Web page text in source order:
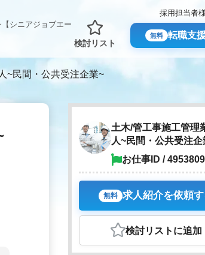
シニアジョブエー
検討リスト
採用担当者
無料 転職支
~民間・公共受注企業~
土木/管工事施工管理
人~民間・公共受注企
お仕事ID / 4953809
無料 求人紹介を依頼
検討リスト に追加